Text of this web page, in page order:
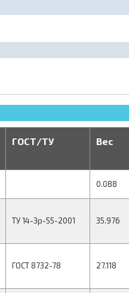
ГОСТ/ТУ Вес
0.088
ТУ 14-3р-55-2001 35.976
ГОСТ 8732-78 27.118